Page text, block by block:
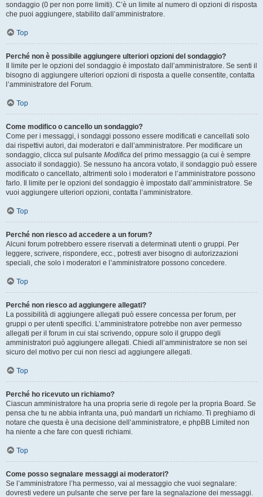
sondaggio (0 per non porre limiti). C’è un limite al numero di opzioni di risposta
che puoi aggiungere, stabilito dall’amministratore.
Top
Perché non è possibile aggiungere ulteriori opzioni del sondaggio?
Il limite per le opzioni del sondaggio è impostato dall’amministratore. Se senti il
bisogno di aggiungere ulteriori opzioni di risposta a quelle consentite, contatta
l’amministratore del Forum.
Top
Come modifico o cancello un sondaggio?
Come per i messaggi, i sondaggi possono essere modificati e cancellati solo
dai rispettivi autori, dai moderatori e dall’amministratore. Per modificare un
sondaggio, clicca sul pulsante Modifica del primo messaggio (a cui è sempre
associato il sondaggio). Se nessuno ha ancora votato, il sondaggio può essere
modificato o cancellato, altrimenti solo i moderatori e l’amministratore possono
farlo. Il limite per le opzioni del sondaggio è impostato dall’amministratore. Se
vuoi aggiungere ulteriori opzioni, contatta l’amministratore.
Top
Perché non riesco ad accedere a un forum?
Alcuni forum potrebbero essere riservati a determinati utenti o gruppi. Per
leggere, scrivere, rispondere, ecc., potresti aver bisogno di autorizzazioni
speciali, che solo i moderatori e l’amministratore possono concedere.
Top
Perché non riesco ad aggiungere allegati?
La possibilità di aggiungere allegati può essere concessa per forum, per
gruppi o per utenti specifici. L’amministratore potrebbe non aver permesso
allegati per il forum in cui stai scrivendo, oppure solo il gruppo degli
amministratori può aggiungere allegati. Chiedi all’amministratore se non sei
sicuro del motivo per cui non riesci ad aggiungere allegati.
Top
Perché ho ricevuto un richiamo?
Ciascun amministratore ha una propria serie di regole per la propria Board. Se
pensa che tu ne abbia infranta una, può mandarti un richiamo. Ti preghiamo di
notare che questa è una decisione dell’amministratore, e phpBB Limited non
ha niente a che fare con questi richiami.
Top
Come posso segnalare messaggi ai moderatori?
Se l’amministratore l’ha permesso, vai al messaggio che vuoi segnalare:
dovresti vedere un pulsante che serve per fare la segnalazione dei messaggi.